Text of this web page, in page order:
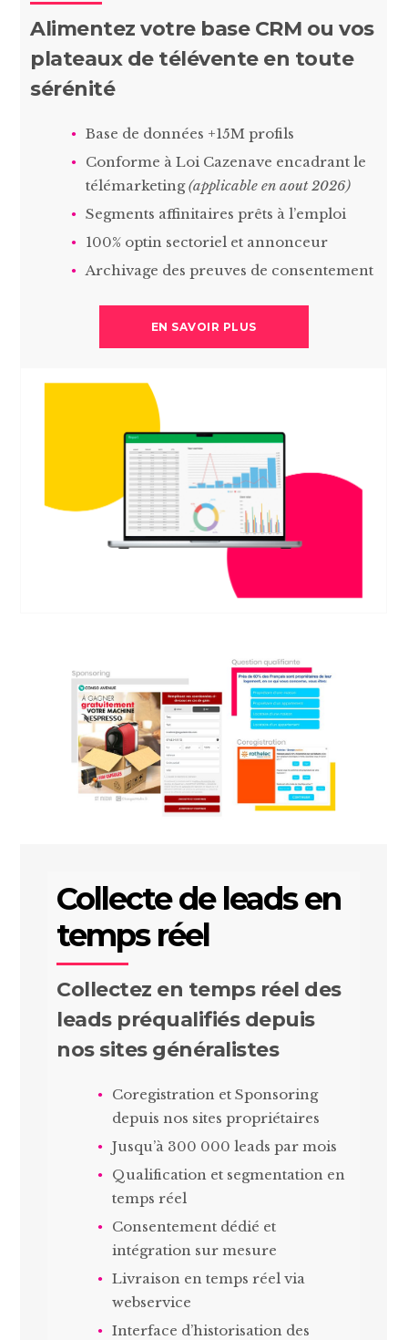
Alimentez votre base CRM ou vos
plateaux de télévente en toute
sérénité
Base de données +15M profils
Conforme à Loi Cazenave encadrant le
télémarketing(applicable en aout 2026)
Segments affinitaires prêts à l’emploi
100% optin sectoriel et annonceur
Archivage des preuves de consentement
EN SAVOIR PLUS
Collecte de leads en
temps réel
Collectez en temps réel des
leads préqualifiés depuis
nos sites généralistes
Coregistration et Sponsoring
depuis nos sites propriétaires
Jusqu’à 300 000 leads par mois
Qualification et segmentation en
temps réel
Consentement dédié et
intégration sur mesure
Livraison en temps réel via
webservice
Interface d’historisation des